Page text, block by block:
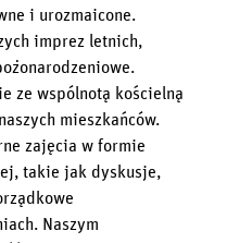
i urozmaicone.
imprez letnich,
ze wspólnotą kościelną
mieszkańców.
zajęcia w formie
takie jak dyskusje,
Naszym